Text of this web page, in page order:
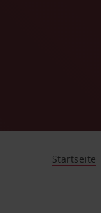
Startseite